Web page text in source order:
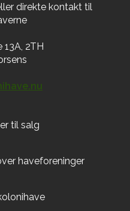
direkte kontakt til
13A, 2TH
til salg
haveforeninger